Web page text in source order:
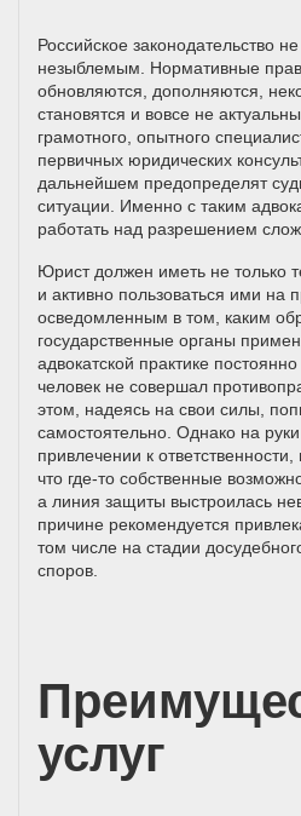
Российское законодательство
незыблемым. Нормативные
обновляются, дополняются,
становятся и вовсе не
грамотного, опытного
первичных юридических
дальнейшем предопределят
ситуации. Именно с таким
работать над разрешением
Юрист должен иметь не только
и активно пользоваться ими на
осведомленным в том, каким
государственные органы
адвокатской практике
человек не совершал
этом, надеясь на свои силы,
самостоятельно. Однако на
привлечении к ответственности,
что где-то собственные
а линия защиты выстроилась
причине рекомендуется
том числе на стадии
споров.
услуг